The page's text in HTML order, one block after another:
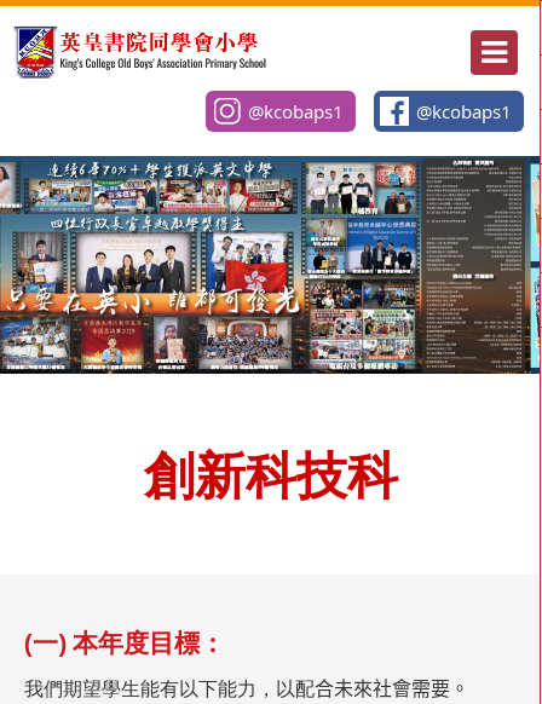
@kcobaps1
@kcobaps1
創新科技科
(一) 本年度目標：
我們期望學生能有以下能力，以配合未來社會需要。